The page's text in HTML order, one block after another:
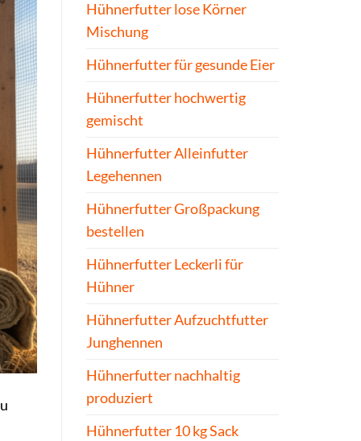
Hühnerfutter lose Körner
Mischung
Hühnerfutter für gesunde Eier
Hühnerfutter hochwertig
gemischt
Hühnerfutter Alleinfutter
Legehennen
Hühnerfutter Großpackung
bestellen
Hühnerfutter Leckerli für
Hühner
Hühnerfutter Aufzuchtfutter
Junghennen
Hühnerfutter nachhaltig
produziert
Hühnerfutter 10 kg Sack